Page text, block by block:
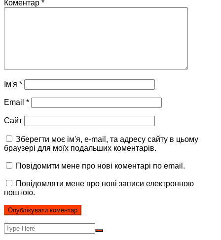
Коментар *
Ім'я *
Email *
Сайт
Зберегти моє ім'я, e-mail, та адресу сайту в цьому
браузері для моїх подальших коментарів.
Повідомити мене про нові коментарі по email.
Повідомляти мене про нові записи електронною
поштою.